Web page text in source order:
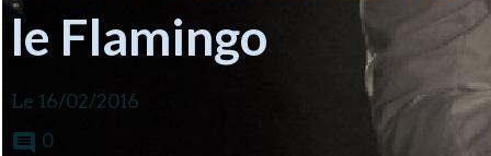
le Flamingo
Le 16/02/2016
0